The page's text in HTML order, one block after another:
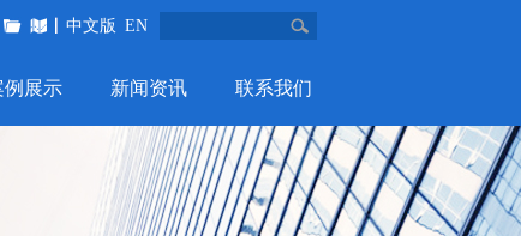
中文版 EN
例展示 新闻资讯 联系我们